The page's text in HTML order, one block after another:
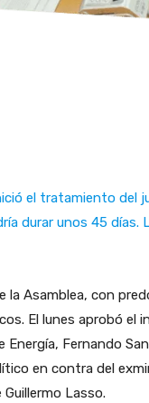
el tratamiento del
durar unos 45 días.
la Asamblea, con
El lunes aprobó el
Energía, Fernando
en contra del
Lasso.